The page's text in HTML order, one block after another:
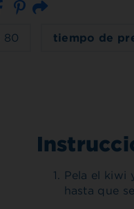
Correo
80 tiempo de
Pela el kiwi
hasta que